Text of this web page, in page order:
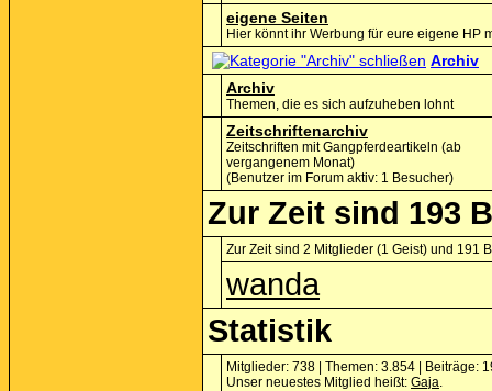
eigene Seiten
Hier könnt ihr Werbung für eure eigene HP
Archiv
Archiv
Themen, die es sich aufzuheben lohnt
Zeitschriftenarchiv
Zeitschriften mit Gangpferdeartikeln (ab
vergangenem Monat)
(Benutzer im Forum aktiv: 1 Besucher)
Zur Zeit sind 193
Zur Zeit sind 2 Mitglieder (1 Geist) und 191
wanda
Statistik
Mitglieder: 738 | Themen: 3.854 | Beiträge:
Unser neuestes Mitglied heißt: Gaja.